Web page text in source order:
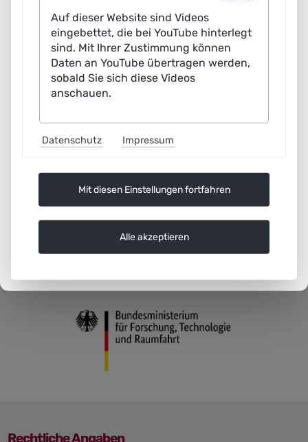
Prof. Dr. Orestis Terzidis (Karlsruher Institut für
Technologie KIT)
Dr.-Ing. Eric Veith (OFFIS – Institut für Informatik e.V.)
Luise Weißflog (Mittelstand-Digital Zentrum Chemnitz,
TU Chemnitz)
Ingmar Wolff (heliopas.ai GmbH)
Rechtliche Angaben
Auf dieser Website sind Videos
eingebettet, die bei YouTube hinterlegt
sind. Mit Ihrer Zustimmung können
Daten an YouTube übertragen werden,
sobald Sie sich diese Videos
anschauen.
Datenschutz Impressum
Mit diesen Einstellungen fortfahren
Alle akzeptieren